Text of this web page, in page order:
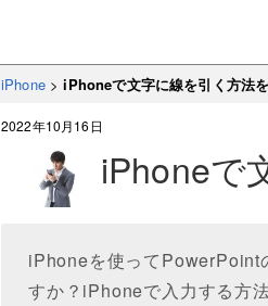
iPhone>iPhoneで文字に線を引く方法
2022年10月16日
iPhoneで
iPhoneを使ってPowerPoint
すか？iPhoneで入力する方